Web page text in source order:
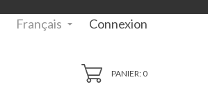
Français  Connexion
PANIER: 0